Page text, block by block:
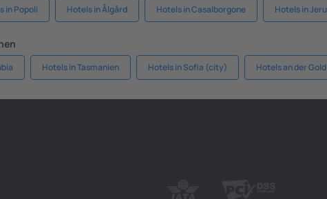
in Popoli Hotels in Ålgård Hotels in Casalborgone Hotels in
Hotels in Tasmanien Hotels in Sofia (city) Hotels an der